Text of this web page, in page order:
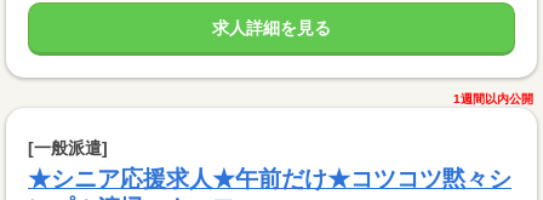
求人詳細を見る
1週間以内公開
[一般派遣]
★シニア応援求人★午前だけ★コツコツ黙々シ